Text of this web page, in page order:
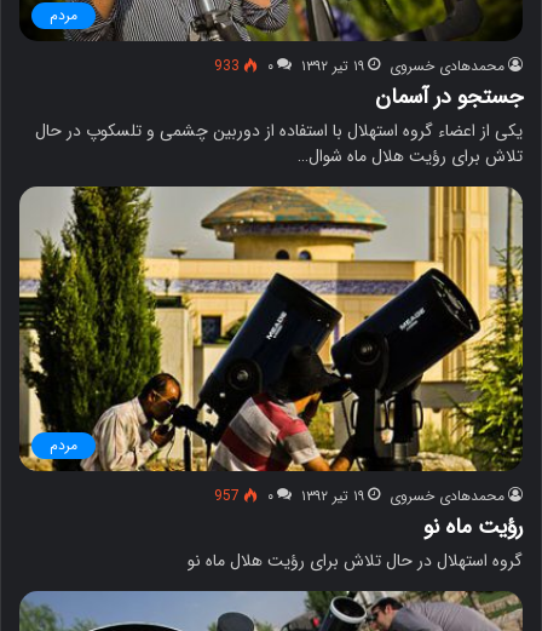
مردم
محمدهادی خسروی ۱۹ تیر ۱۳۹۲ ۰ 933
جستجو در آسمان
یکی از اعضاء گروه استهلال با استفاده از دوربین چشمی و تلسکوپ در حال
تلاش برای رؤیت هلال ماه شوال…
مردم
محمدهادی خسروی ۱۹ تیر ۱۳۹۲ ۰ 957
رؤیت ماه نو
گروه استهلال در حال تلاش برای رؤیت هلال ماه نو